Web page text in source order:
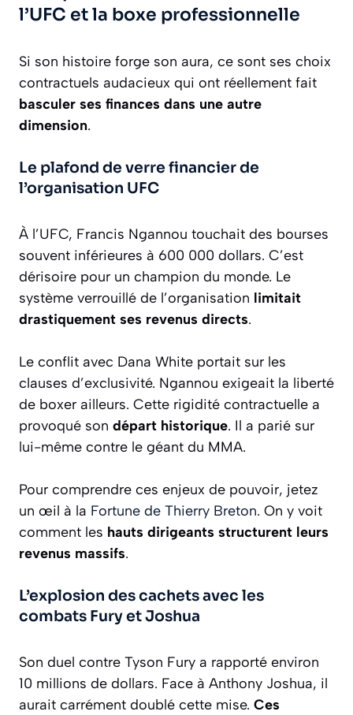
l’UFC et la boxe professionnelle
Si son histoire forge son aura, ce sont ses choix
contractuels audacieux qui ont réellement fait
basculer ses finances dans une autre
dimension.
Le plafond de verre financier de
l’organisation UFC
À l’UFC, Francis Ngannou touchait des bourses
souvent inférieures à 600 000 dollars. C’est
dérisoire pour un champion du monde. Le
système verrouillé de l’organisation limitait
drastiquement ses revenus directs.
Le conflit avec Dana White portait sur les
clauses d’exclusivité. Ngannou exigeait la liberté
de boxer ailleurs. Cette rigidité contractuelle a
provoqué son départ historique. Il a parié sur
lui-même contre le géant du MMA.
Pour comprendre ces enjeux de pouvoir, jetez
un œil à la Fortune de Thierry Breton. On y voit
comment les hauts dirigeants structurent leurs
revenus massifs.
L’explosion des cachets avec les
combats Fury et Joshua
Son duel contre Tyson Fury a rapporté environ
10 millions de dollars. Face à Anthony Joshua, il
aurait carrément doublé cette mise. Ces